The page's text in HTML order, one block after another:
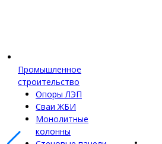
Промышленное
строительство
Опоры ЛЭП
Сваи ЖБИ
Монолитные
колонны